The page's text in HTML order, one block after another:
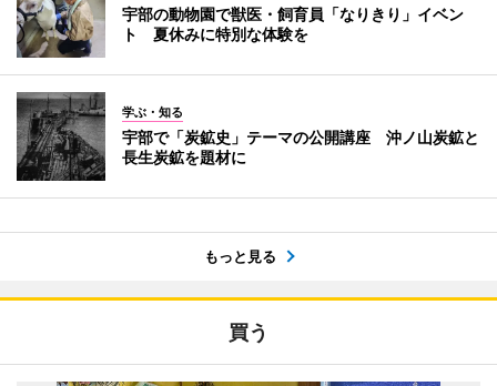
宇部の動物園で獣医・飼育員「なりきり」イベン
ト 夏休みに特別な体験を
学ぶ・知る
宇部で「炭鉱史」テーマの公開講座 沖ノ山炭鉱と
長生炭鉱を題材に
もっと見る
買う